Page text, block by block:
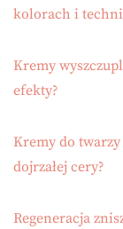
kolorach i
Kremy
efekty?
Kremy do
dojrzałej cery?
Regeneracja